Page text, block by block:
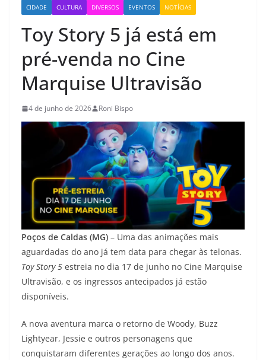
CIDADE CULTURA DIVERSOS EVENTOS NOTÍCIAS
Toy Story 5 já está em
pré-venda no Cine
Marquise Ultravisão
4 de junho de 2026 Roni Bispo
Poços de Caldas (MG) – Uma das animações mais
aguardadas do ano já tem data para chegar às telonas.
Toy Story 5 estreia no dia 17 de junho no Cine Marquise
Ultravisão, e os ingressos antecipados já estão
disponíveis.
A nova aventura marca o retorno de Woody, Buzz
Lightyear, Jessie e outros personagens que
conquistaram diferentes gerações ao longo dos anos.